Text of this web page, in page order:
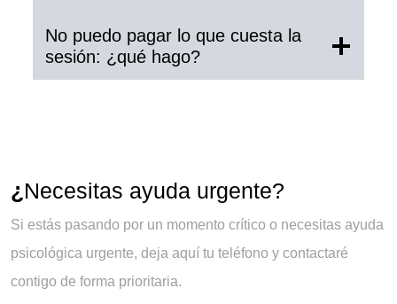
No puedo pagar lo que cuesta la
sesión: ¿qué hago?
¿ Necesitas ayuda urgente?
Si estás pasando por un momento crítico o necesitas ayuda
psicológica urgente, deja aquí tu teléfono y contactaré
contigo de forma prioritaria.